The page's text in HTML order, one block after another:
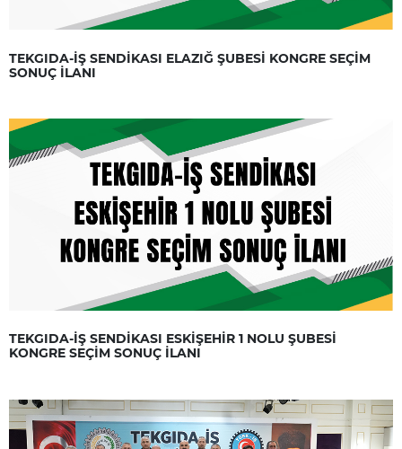
TEKGIDA-İŞ SENDİKASI ELAZIĞ ŞUBESİ KONGRE SEÇİM
SONUÇ İLANI
TEKGIDA-İŞ SENDİKASI ESKİŞEHİR 1 NOLU ŞUBESİ
KONGRE SEÇİM SONUÇ İLANI